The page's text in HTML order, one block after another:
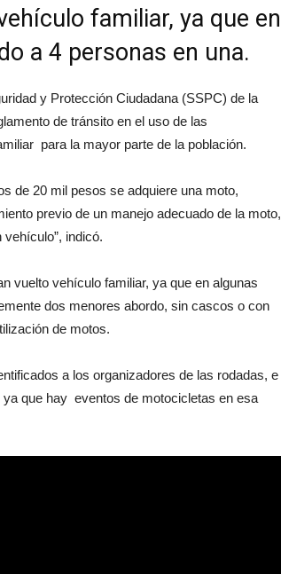
familiar, ya que en
a 4 personas en una.
y Protección Ciudadana (SSPC) de la
de tránsito en el uso de las
para la mayor parte de la población.
de 20 mil pesos se adquiere una moto,
previo de un manejo adecuado de la moto,
indicó.
vuelto vehículo familiar, ya que en algunas
dos menores abordo, sin cascos o con
de motos.
a los organizadores de las rodadas, e
que hay eventos de motocicletas en esa